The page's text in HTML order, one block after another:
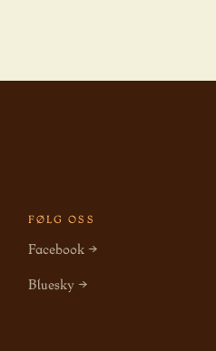
FØLG OSS
Facebook →
Bluesky →